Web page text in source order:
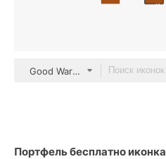
Good Ware Lineal
Портфель бесплатно иконка